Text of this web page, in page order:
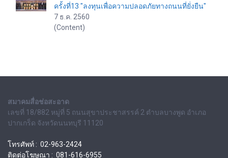
ครั้งที่13 "ลงทุนเพื่อความปลอดภัยทางถนนที่ยั่งยืน"
7 ธ.ค. 2560
(Content)
สมาคมสื่อช่อสะอาด
เลขที่ 18/882 หมู่ที่ 5 ถนนสุขาประชาสรรค์ 2 ตำบลบางพูด อำเภอ
ปากเกร็ด จังหวัดนนทบุรี 11120
โทรศัพท์ : 02-963-2424
ติดต่อโฆษณา : 081-616-6955